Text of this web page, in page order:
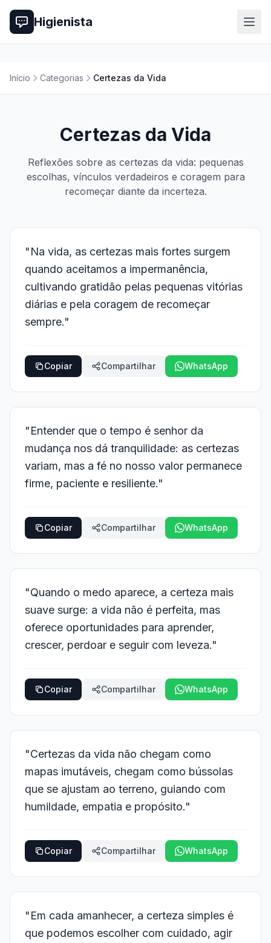
Higienista
Início Categorias Certezas da Vida
Certezas da Vida
Reflexões sobre as certezas da vida: pequenas
escolhas, vínculos verdadeiros e coragem para
recomeçar diante da incerteza.
"Na vida, as certezas mais fortes surgem
quando aceitamos a impermanência,
cultivando gratidão pelas pequenas vitórias
diárias e pela coragem de recomeçar
sempre."
Copiar Compartilhar WhatsApp
"Entender que o tempo é senhor da
mudança nos dá tranquilidade: as certezas
variam, mas a fé no nosso valor permanece
firme, paciente e resiliente."
Copiar Compartilhar WhatsApp
"Quando o medo aparece, a certeza mais
suave surge: a vida não é perfeita, mas
oferece oportunidades para aprender,
crescer, perdoar e seguir com leveza."
Copiar Compartilhar WhatsApp
"Certezas da vida não chegam como
mapas imutáveis, chegam como bússolas
que se ajustam ao terreno, guiando com
humildade, empatia e propósito."
Copiar Compartilhar WhatsApp
"Em cada amanhecer, a certeza simples é
que podemos escolher com cuidado, agir